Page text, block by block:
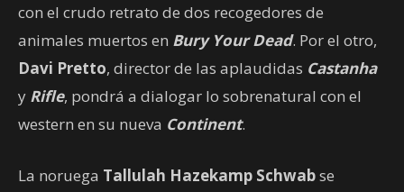
con el crudo retrato de dos recogedores de
animales muertos en Bury Your Dead. Por el otro,
Davi Pretto, director de las aplaudidas Castanha
y Rifle, pondrá a dialogar lo sobrenatural con el
western en su nueva Continent.
La noruega Tallulah Hazekamp Schwabse